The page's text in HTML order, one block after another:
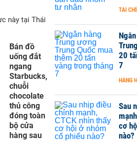
này tại Thái
Bán đồ
uống đắt
ngang
Starbucks,
chuỗi
chocolate
thủ công
đóng toàn
bộ cửa
hàng sau
TÀI
20
7
HÀNG
Sau
cơ
nào?